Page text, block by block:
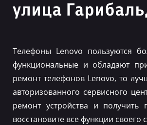
улица
Телефоны Lenovo пользуются
функциональные и обладают
ремонт телефонов Lenovo, то
авторизованного сервисного
ремонт устройства и получить
восстановите все функции своего